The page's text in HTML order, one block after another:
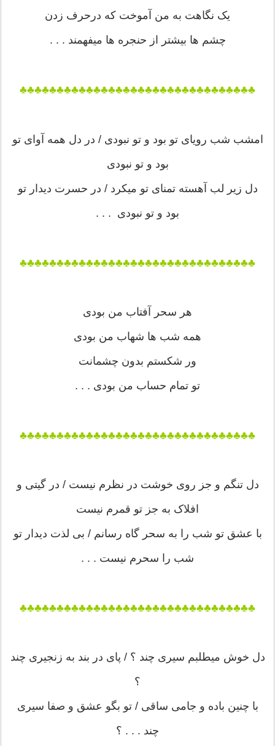
یک نگاهت به من آموخت که درحرف زدن
چشم ها بیشتر از حنجره ها میفهمند . . .
♣♣♣♣♣♣♣♣♣♣♣♣♣♣♣♣♣♣♣♣♣♣♣♣♣♣♣♣♣♣♣♣
امشب شب رویای تو بود و تو نبودی / در دل همه آوای تو
بود و تو نبودی
دل زیر لب آهسته تمنای تو میکرد / در حسرت دیدار تو
بود و تو نبودی . . .
♣♣♣♣♣♣♣♣♣♣♣♣♣♣♣♣♣♣♣♣♣♣♣♣♣♣♣♣♣♣♣♣
هر سحر آفتاب من بودی
همه شب ها شهاب من بودی
ور شکستم بدون چشمانت
تو تمام حساب من بودی . . .
♣♣♣♣♣♣♣♣♣♣♣♣♣♣♣♣♣♣♣♣♣♣♣♣♣♣♣♣♣♣♣♣
دل تنگم و جز روی خوشت در نظرم نیست / در گیتی و
افلاک به جز تو قمرم نیست
با عشق تو شب را به سحر گاه رسانم / بی لذت دیدار تو
شب را سحرم نیست . . .
♣♣♣♣♣♣♣♣♣♣♣♣♣♣♣♣♣♣♣♣♣♣♣♣♣♣♣♣♣♣♣♣
دل خوش میطلبم سیری چند ؟ / پای در بند به زنجیری چند
؟
با چنین باده و جامی ساقی / تو بگو عشق و صفا سیری
چند . . . ؟